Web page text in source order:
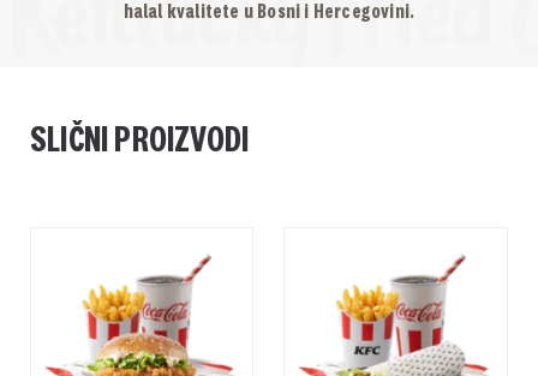
halal kvalitete u Bosni i Hercegovini.
SLIČNI PROIZVODI